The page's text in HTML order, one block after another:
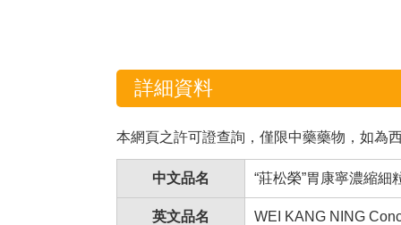
詳細資料
本網頁之許可證查詢，僅限中藥藥物，如為
中文品名 “莊松榮”胃康寧濃縮細
英文品名 WEI KANG NING